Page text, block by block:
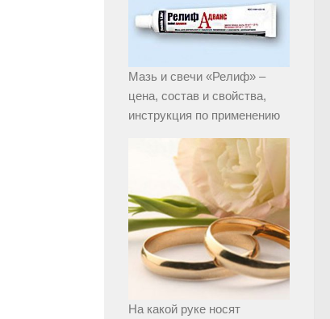
Мазь и свечи «Релиф» –
цена, состав и свойства,
инструкция по применению
На какой руке носят